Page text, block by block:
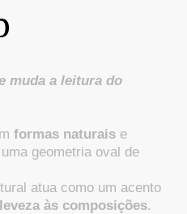
muda a leitura do
formas naturais e
geometria oval de
atua como um acento
leveza às composições.